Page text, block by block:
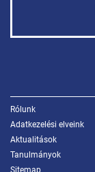
Rólunk
Adatkezelési elveink
Aktualitások
Tanulmányok
Sitemap